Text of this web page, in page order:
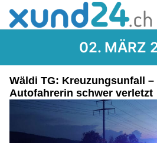
02. MÄRZ
Wäldi TG: Kreuzungsunfall –
Autofahrerin schwer verletzt